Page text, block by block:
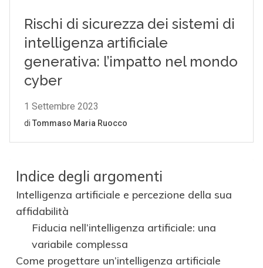
Indice degli argomenti
Intelligenza artificiale e percezione della sua
affidabilità
Fiducia nell’intelligenza artificiale: una
variabile complessa
Come progettare un’intelligenza artificiale